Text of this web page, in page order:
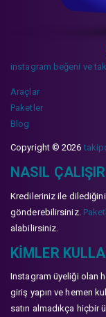
instagram beğeni ve
Araçlar
Paketler
Blog
Copyright © 2026
NASIL ÇALIŞIR
Kredileriniz ile
gönderebilirsiniz.
alabilirsiniz.
KIMLER
Instagram üyeliği olan
giriş yapın ve hemen
satın almadıkça hiçbir